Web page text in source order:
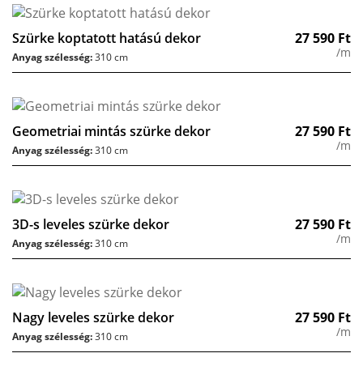
Szürke koptatott hatású dekor 27 590 Ft
/m
Anyag szélesség:310 cm
Geometriai mintás szürke dekor 27 590 Ft
/m
Anyag szélesség:310 cm
3D-s leveles szürke dekor 27 590 Ft
/m
Anyag szélesség:310 cm
Nagy leveles szürke dekor 27 590 Ft
/m
Anyag szélesség:310 cm